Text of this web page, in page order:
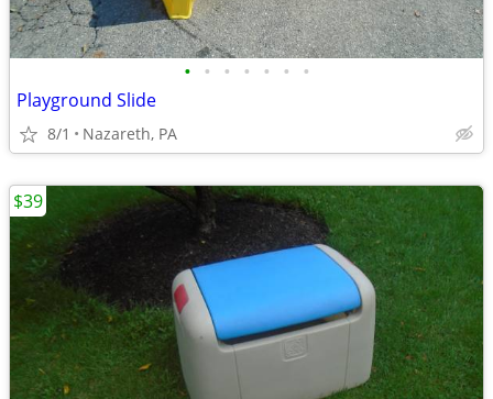
• • • • • • •
Playground Slide
8/1 Nazareth, PA
$39